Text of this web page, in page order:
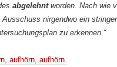
abgelehntworden. Nach wie
Ausschuss nirgendwo ein
zu erkennen.“
aufhörn, aufhörn.